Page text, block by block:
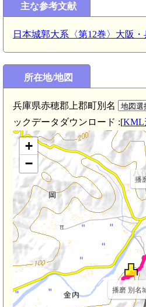
主な参考文献
日本城郭大系〈第12巻〉大阪
所在地/地図
兵庫県赤穂郡上郡町別名
ックデータダウンロード :[KML
播磨 別名
播
+
−